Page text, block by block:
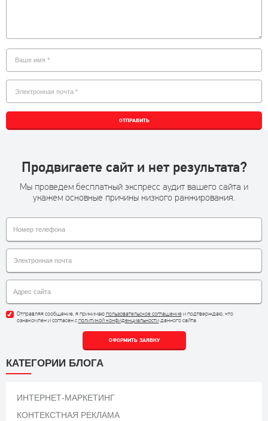
ОТПРАВИТЬ
КАТЕГОРИИ БЛОГА
ИНТЕРНЕТ-МАРКЕТИНГ
КОНТЕКСТНАЯ РЕКЛАМА
Продвигаете сайт и нет результата?
Мы проведем бесплатный экспресс аудит вашего сайта и
укажем основные причины низкого ранжирования.
Отправляя сообщение, я принимаюпользовательское соглашениеи подтверждаю, что
ознакомлен и согласен сполитикой конфиденциальностиданного сайта
ОФОРМИТЬ ЗАЯВКУ